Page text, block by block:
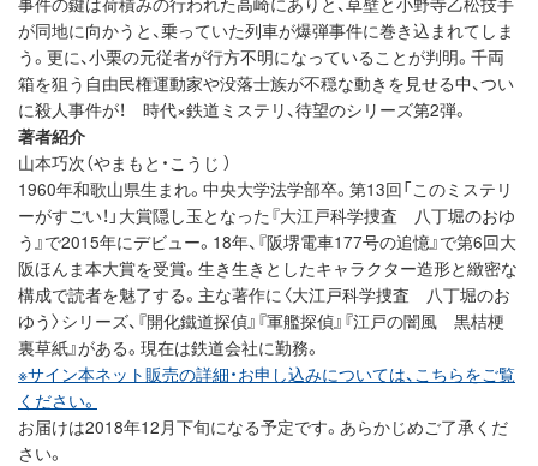
が同地に向かうと、乗っていた列車が爆弾事件に巻き込まれてしま
う。更に、小栗の元従者が行方不明になっていることが判明。千両
箱を狙う自由民権運動家や没落士族が不穏な動きを見せる中、つい
に殺人事件が！ 時代×鉄道ミステリ、待望のシリーズ第2弾。
著者紹介
山本巧次（やまもと・こうじ ）
1960年和歌山県生まれ。中央大学法学部卒。第13回「このミステリ
ーがすごい！」大賞隠し玉となった『大江戸科学捜査 八丁堀のおゆ
う』で2015年にデビュー。18年、『阪堺電車177号の追憶』で第6回大
阪ほんま本大賞を受賞。生き生きとしたキャラクター造形と緻密な
構成で読者を魅了する。主な著作に〈大江戸科学捜査 八丁堀のお
ゆう〉シリーズ、『開化鐵道探偵』『軍艦探偵』『江戸の闇風 黒桔梗
裏草紙』がある。現在は鉄道会社に勤務。
※サイン本ネット販売の詳細・お申し込みについては、こちらをご覧
ください。
お届けは2018年12月下旬になる予定です。あらかじめご了承くだ
さい。